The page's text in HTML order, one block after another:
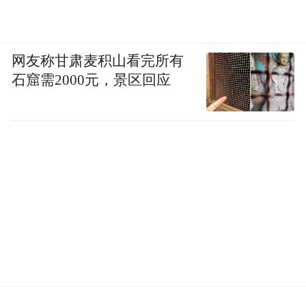
网友称甘肃麦积山看完所有
石窟需2000元，景区回应